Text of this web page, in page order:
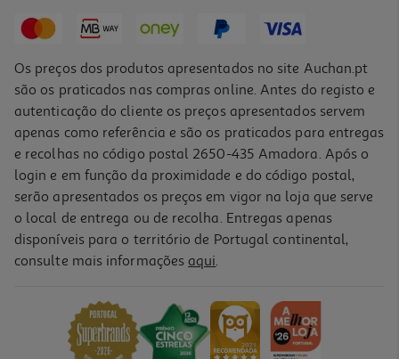
Os preços dos produtos apresentados no site Auchan.pt
são os praticados nas compras online. Antes do registo e
autenticação do cliente os preços apresentados servem
apenas como referência e são os praticados para entregas
e recolhas no código postal 2650-435 Amadora. Após o
login e em função da proximidade e do código postal,
serão apresentados os preços em vigor na loja que serve
o local de entrega ou de recolha. Entregas apenas
disponíveis para o território de Portugal continental,
consulte mais informações aqui.